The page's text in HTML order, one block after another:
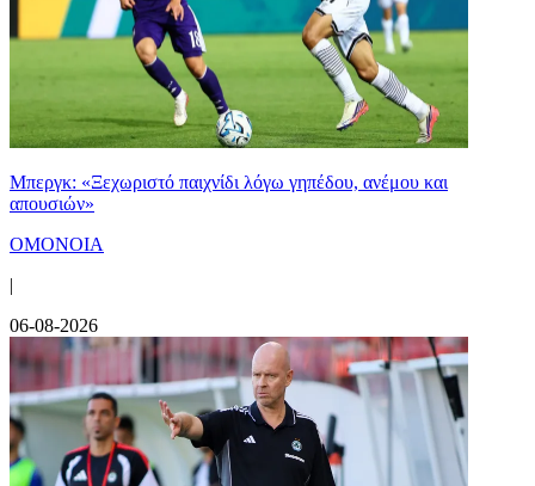
Μπεργκ: «Ξεχωριστό παιχνίδι λόγω γηπέδου, ανέμου και
απουσιών»
ΟΜΟΝΟΙΑ
|
06-08-2026